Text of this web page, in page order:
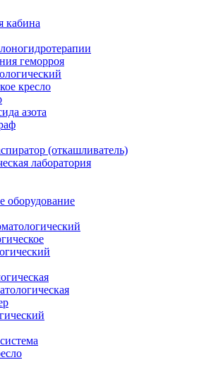
кабина
геморроя
кресло
азота
(откашливатель)
лаборатория
оборудование